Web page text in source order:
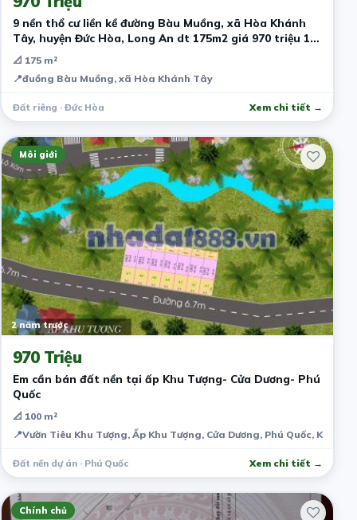
9 nền thổ cư liền kề đường Bàu Muồng, xã Hòa Khánh
Tây, huyện Đức Hòa, Long An dt 175m2 giá 970 triệu 1
nền
📐 175 m²
📍đuồng Bàu Muồng, xã Hòa Khánh Tây
Đất riêng · Đức Hòa Xem chi tiết →
Môi giới
2 năm trước
970 Triệu
Em cần bán đất nền tại ấp Khu Tượng- Cửa Dương- Phú
Quốc
📐 100 m²
📍Vườn Tiêu Khu Tượng, Ấp Khu Tượng, Cửa Dương, Phú Quốc, Kiên
Đất nền dự án · Phú Quốc Xem chi tiết →
Chính chủ